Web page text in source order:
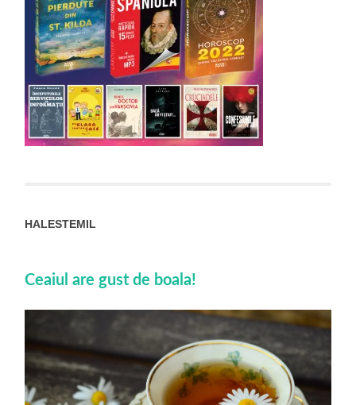
HALESTEMIL
Ceaiul are gust de boala!